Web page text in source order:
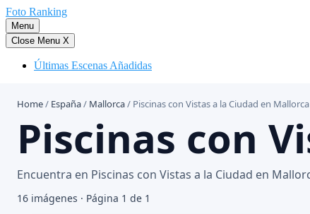
Saltar
al
contenido
Foto Ranking
Menu
Close Menu X
Últimas Escenas Añadidas
Home/ España/ Mallorca/ Piscinas con Vistas a la Ciudad en Mallorca
Piscinas con
Encuentra en Piscinas con Vistas a la Ciudad en
16 imágenes · Página 1 de 1